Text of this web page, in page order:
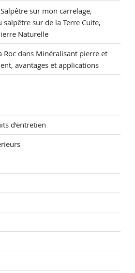
Salpêtre sur mon carrelage,
sur de la Terre Cuite,
Naturelle
Roc dans Minéralisant pierre et
avantages et applications
d'entretien